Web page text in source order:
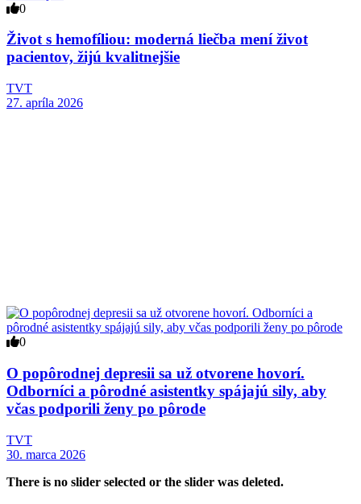
0
Život s hemofíliou: moderná liečba mení život
pacientov, žijú kvalitnejšie
TVT
27. apríla 2026
0
O popôrodnej depresii sa už otvorene hovorí.
Odborníci a pôrodné asistentky spájajú sily, aby
včas podporili ženy po pôrode
TVT
30. marca 2026
There is no slider selected or the slider was deleted.